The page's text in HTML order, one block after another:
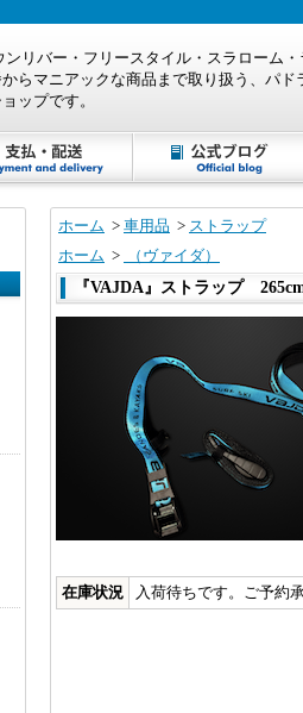
ホーム > 車用品 > ストラップ
ホーム >
（ヴァイダ）
『VAJDA』ストラップ
在庫状況 入荷待ちです。ご予約